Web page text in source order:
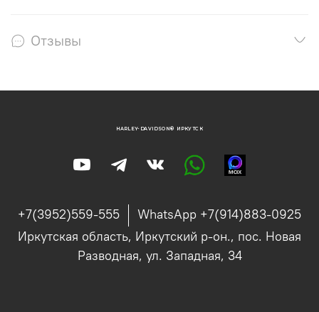
Отзывы
+7(3952)559-555
WhatsApp +7(914)883-0925
Иркутская область, Иркутский р-он., пос. Новая
Разводная, ул. Западная, 34
HARLEY-DAVIDSON® ИРКУТСК